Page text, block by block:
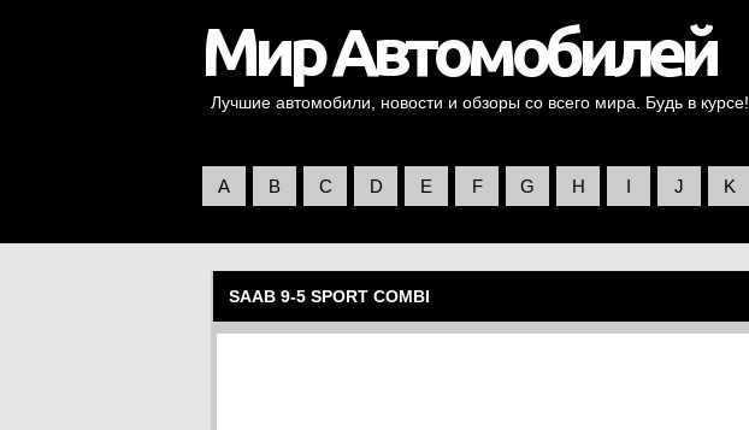
Лучшие автомобили, новости и обзоры со всего мира. Будь в курсе!
A B C D E F G H I J K
SAAB 9-5 SPORT COMBI